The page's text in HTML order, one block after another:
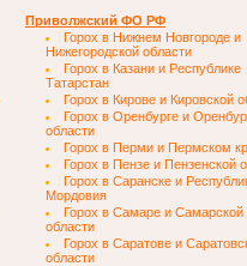
Приволжский ФО РФ
Горох в Нижнем Новгороде и
Нижегородской области
Горох в Казани и Республике
Татарстан
Горох в Кирове и Кировской
Горох в Оренбурге и
области
Горох в Перми и Пермском
Горох в Пензе и Пензенской
Горох в Саранске и
Мордовия
Горох в Самаре и Самарской
области
Горох в Саратове и
области